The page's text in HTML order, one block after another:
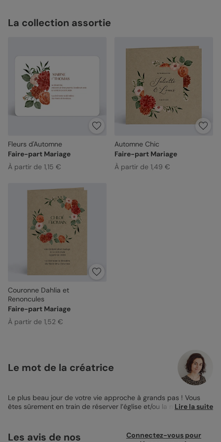
La collection assortie
Fleurs d'Automne
Faire-part Mariage
À partir de 1,15 €
Automne Chic
Faire-part Mariage
À partir de 1,49 €
Couronne Dahlia et
Renoncules
Faire-part Mariage
À partir de 1,52 €
Le mot de la créatrice
Le plus beau jour de votre vie approche à grands pas ! Vous
êtes sûrement en train de réserver l’église et/ou la mairie et le
vous avez choisi un thème, c’est le moment de l’annoncer à vos
Lire la suite
Les avis de nos
Connectez-vous pour